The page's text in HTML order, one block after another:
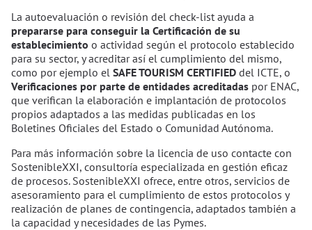
La autoevaluación o revisión del check-list ayuda a
prepararse para conseguir la Certificación de su
establecimiento o actividad según el protocolo establecido
para su sector, y acreditar así el cumplimiento del mismo,
como por ejemplo el SAFE TOURISM CERTIFIED del ICTE, o
Verificaciones por parte de entidades acreditadas por ENAC,
que verifican la elaboración e implantación de protocolos
propios adaptados a las medidas publicadas en los
Boletines Oficiales del Estado o Comunidad Autónoma.
Para más información sobre la licencia de uso contacte con
SostenibleXXI, consultoría especializada en gestión eficaz
de procesos. SostenibleXXI ofrece, entre otros, servicios de
asesoramiento para el cumplimiento de estos protocolos y
realización de planes de contingencia, adaptados también a
la capacidad y necesidades de las Pymes.